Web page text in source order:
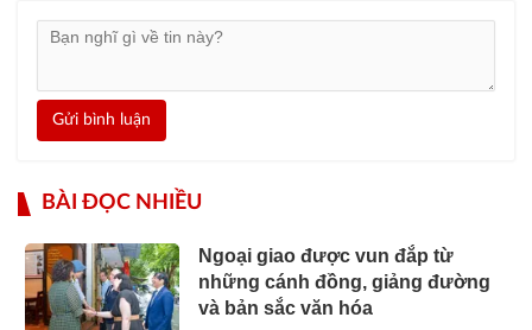
Gửi bình luận
BÀI ĐỌC NHIỀU
Ngoại giao được vun đắp từ
những cánh đồng, giảng đường
và bản sắc văn hóa